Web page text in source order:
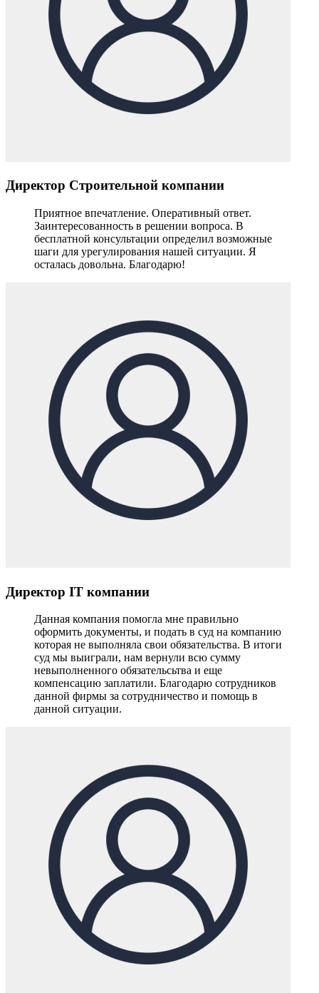
Директор Строительной компании
Приятное впечатление. Оперативный ответ.
Заинтересованность в решении вопроса. В
бесплатной консультации определил возможные
шаги для урегулирования нашей ситуации. Я
осталась довольна. Благодарю!
Директор IT компании
Данная компания помогла мне правильно
оформить документы, и подать в суд на компанию
которая не выполняла свои обязательства. В итоги
суд мы выиграли, нам вернули всю сумму
невыполненного обязательсьтва и еще
компенсацию заплатили. Благодарю сотрудников
данной фирмы за сотрудничество и помощь в
данной ситуации.